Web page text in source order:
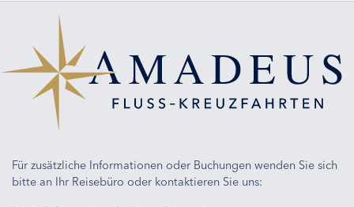
Für zusätzliche Informationen oder Buchungen wenden Sie sich
bitte an Ihr Reisebüro oder kontaktieren Sie uns: